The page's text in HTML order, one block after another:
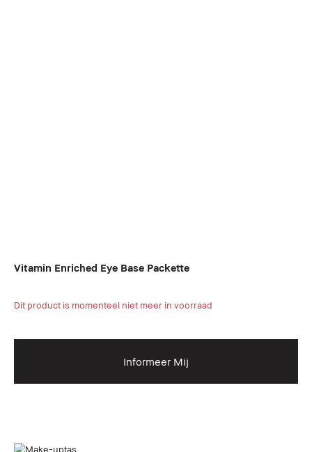
Vitamin Enriched Eye Base Packette
Dit product is momenteel niet meer in voorraad
Informeer Mij